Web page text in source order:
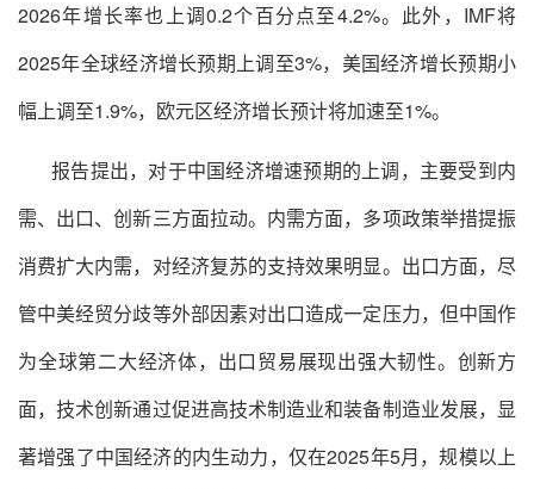
2026年增长率也上调0.2个百分点至4.2%。此外，IMF将
2025年全球经济增长预期上调至3%，美国经济增长预期小
幅上调至1.9%，欧元区经济增长预计将加速至1%。
报告提出，对于中国经济增速预期的上调，主要受到内
需、出口、创新三方面拉动。内需方面，多项政策举措提振
消费扩大内需，对经济复苏的支持效果明显。出口方面，尽
管中美经贸分歧等外部因素对出口造成一定压力，但中国作
为全球第二大经济体，出口贸易展现出强大韧性。创新方
面，技术创新通过促进高技术制造业和装备制造业发展，显
著增强了中国经济的内生动力，仅在2025年5月，规模以上